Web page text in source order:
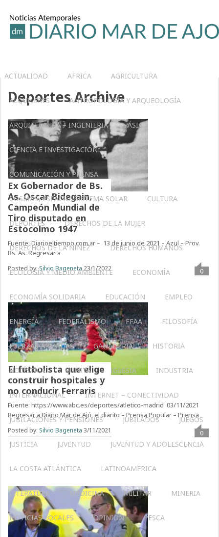
ACTUALIDAD AFRICA AGRICULTURA
ALQUILERES ANTROPOLOGÍA Y ARQUEOLOGÍA
ARQUITECTURA – INGENIERIA ASIA
CIENCIA E INVESTIGACIÓN CLIMA
COMUNICACIÓN Y PRENSA
COSMOS, ESPACIO, SISTEMA SOLAR CULTURA
DEPORTES DERECHOS DE LA MUJER
DERECHOS DE LA NIÑEZ DERECHOS HUMANOS
ECOLOGÍA Y MEDIO AMBIENTE ECONOMÍA
ECONOMÍA SOLIDARIA EDUCACIÓN EMPLEO
ENERGÍA FEDERALISMO FFAA FILOSOFÍA
FUERZAS ARMADAS GANADERIA HISTORIA
HOLÍSTICA HUERTA IGLESIA INDUSTRIA
INTERNACIONAL INTERNET – CONECTIVIDAD
JUBILACIONES Y PENSIONES JUBILADOS JUEGOS
JUSTICIA JUVENTUD JUVENTUD Y ADOLESCENCIA
LA COSTA ATLÁNTICA LATINOAMERICA
LITERATURA MEDICINA MILITAR MINERIA
NOTICIAS LOCALES OPINIÓN PESCA
Deportes Archive
Ex Gobernador de Bs.
As. Oscar Bidegain,
Campeón Mundial de
Tiro disputado en
Estocolmo 1947
Fuente: Diarioeltiempo.com.ar – 13 de junio de 2021 – Azul – Prov.
Bs. As. Regresar a
Posted by:Silvio Bageneta 23/1/2022 0
El futbolista que elige
construir hospitales y
no conducir Ferraris
Fuente: https://www.abc.es/deportes/atletico-madrid 03/11/2021
Regresar a Diario Mar de Ajó, el diarito – Prensa Popular – Prensa
Posted by: Silvio Bageneta 3/11/2021 0